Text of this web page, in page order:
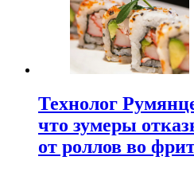
Технолог
что зумеры
от роллов во